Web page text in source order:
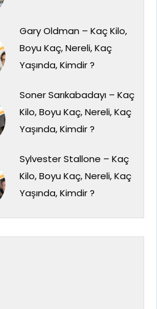
Gary Oldman – Kaç Kilo,
Boyu Kaç, Nereli, Kaç
Yaşında, Kimdir ?
Soner Sarıkabadayı – Kaç
Kilo, Boyu Kaç, Nereli, Kaç
Yaşında, Kimdir ?
Sylvester Stallone – Kaç
Kilo, Boyu Kaç, Nereli, Kaç
Yaşında, Kimdir ?